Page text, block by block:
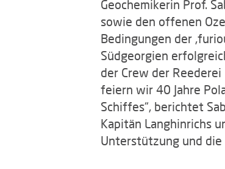
Geochemikerin Prof.
sowie den offenen
Bedingungen der
Südgeorgien
der Crew der
feiern wir 40 Jahre
Schiffes“, berichtet
Kapitän Langhinrichs
Unterstützung und die